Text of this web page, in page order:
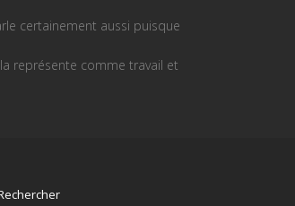
certainement aussi puisque
représente comme travail et